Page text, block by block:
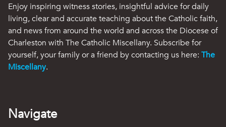
Enjoy inspiring witness stories, insightful advice for daily
living, clear and accurate teaching about the Catholic faith,
and news from around the world and across the Diocese of
Charleston with The Catholic Miscellany. Subscribe for
yourself, your family or a friend by contacting us here: The
Miscellany.
Navigate